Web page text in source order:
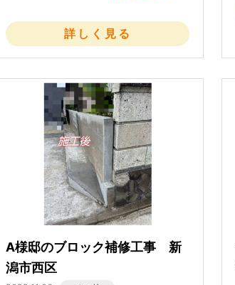
詳しく見る
A様邸のブロック補修工事 新
潟市西区